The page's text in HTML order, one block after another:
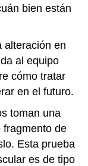
bien están
alteración en
al equipo
cómo tratar
en el futuro.
toman una
fragmento de
Esta prueba
es de tipo